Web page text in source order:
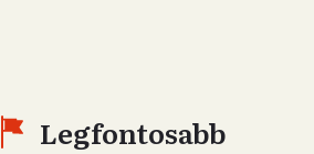
Legfontosabb